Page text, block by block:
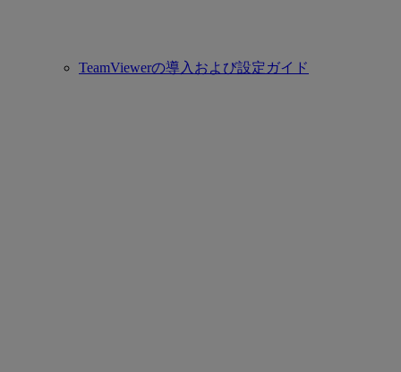
TeamViewerの導入および設定ガイド